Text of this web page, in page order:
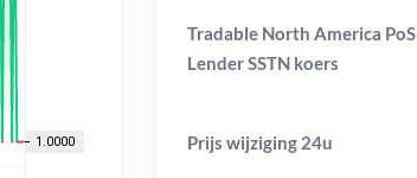
Tradable North America PoS
Lender SSTN koers
Prijs wijziging 24u